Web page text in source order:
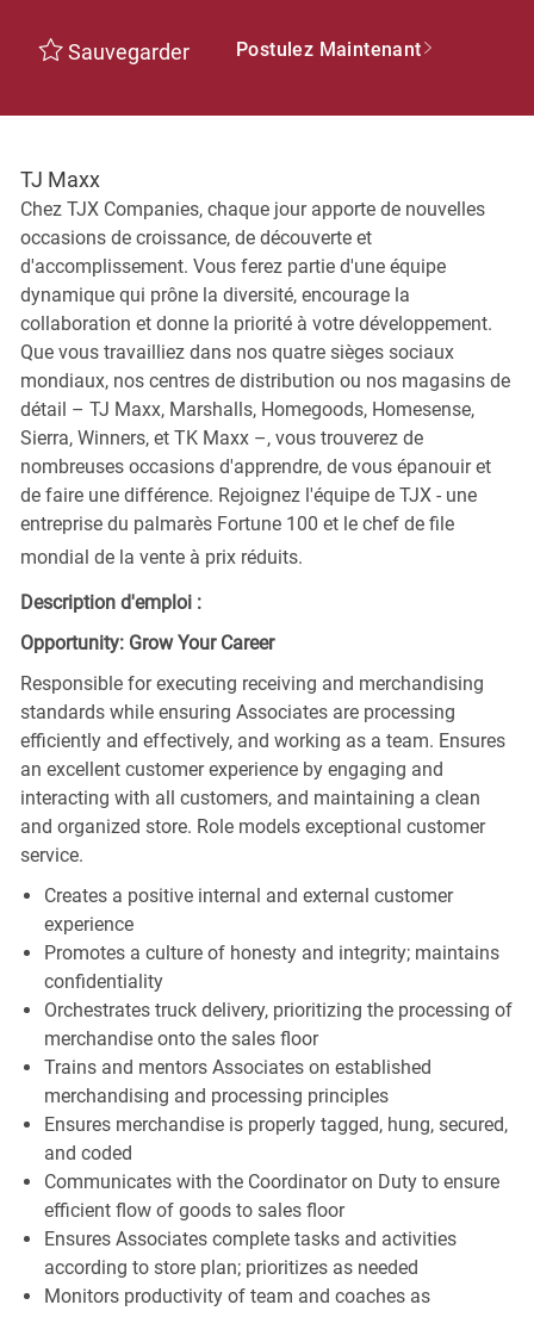
Sauvegarder Postulez Maintenant
TJ Maxx
Chez TJX Companies, chaque jour apporte de nouvelles
occasions de croissance, de découverte et
d'accomplissement. Vous ferez partie d'une équipe
dynamique qui prône la diversité, encourage la
collaboration et donne la priorité à votre développement.
Que vous travailliez dans nos quatre sièges sociaux
mondiaux, nos centres de distribution ou nos magasins de
détail – TJ Maxx, Marshalls, Homegoods, Homesense,
Sierra, Winners, et TK Maxx –, vous trouverez de
nombreuses occasions d'apprendre, de vous épanouir et
de faire une différence. Rejoignez l'équipe de TJX - une
entreprise du palmarès Fortune 100 et le chef de file
mondial de la vente à prix réduits.
Description d'emploi :
Opportunity: Grow Your Career
Responsible for executing receiving and merchandising
standards while ensuring Associates are processing
efficiently and effectively, and working as a team. Ensures
an excellent customer experience by engaging and
interacting with all customers, and maintaining a clean
and organized store. Role models exceptional customer
service.
Creates a positive internal and external customer
experience
Promotes a culture of honesty and integrity; maintains
confidentiality
Orchestrates truck delivery, prioritizing the processing of
merchandise onto the sales floor
Trains and mentors Associates on established
merchandising and processing principles
Ensures merchandise is properly tagged, hung, secured,
and coded
Communicates with the Coordinator on Duty to ensure
efficient flow of goods to sales floor
Ensures Associates complete tasks and activities
according to store plan; prioritizes as needed
Monitors productivity of team and coaches as